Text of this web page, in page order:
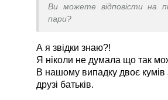
Ви можете відповісти на
пари?
А я звідки знаю?!
Я ніколи не думала що так
В нашому випадку двоє кумів з
друзі батьків.